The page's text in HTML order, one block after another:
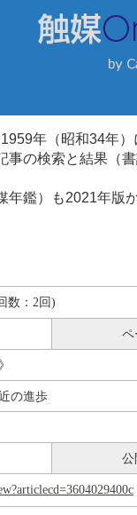
年（昭和34年
事の検索と結果（
年鑑）も2021年
数：2回)
ペ
の進歩
公